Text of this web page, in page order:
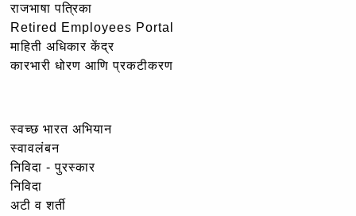
राजभाषा पत्रिका
Retired Employees Portal
माहिती अधिकार केंद्र
कारभारी धोरण आणि प्रकटीकरण
स्वच्छ भारत अभियान
स्वावलंबन
निविदा - पुरस्कार
निविदा
अटी व शर्ती